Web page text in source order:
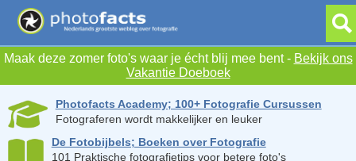
Maak deze zomer foto's waar je écht blij mee bent - Bekijk ons
Vakantie Doeboek
Photofacts Academy; 100+ Fotografie Cursussen
Fotograferen wordt makkelijker en leuker
De Fotobijbels; Boeken over Fotografie
101 Praktische fotografietips voor betere foto's